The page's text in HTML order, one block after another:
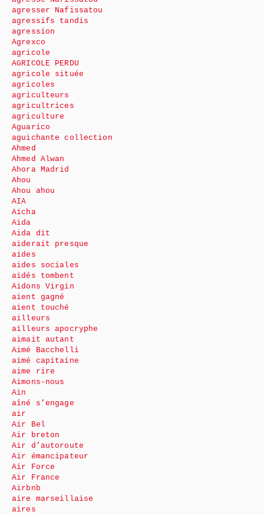
agresser Nafissatou
agressifs tandis
agression
Agrexco
agricole
AGRICOLE PERDU
agricole située
agricoles
agriculteurs
agricultrices
agriculture
Aguarico
aguichante collection
Ahmed
Ahmed Alwan
Ahora Madrid
Ahou
Ahou ahou
AIA
Aïcha
Aida
Aida dit
aiderait presque
aides
aides sociales
aidés tombent
Aidons Virgin
aient gagné
aient touché
ailleurs
ailleurs apocryphe
aimait autant
Aimé Bacchelli
aimé capitaine
aime rire
Aimons-nous
Ain
aîné s’engage
air
Air Bel
Air breton
Air d’autoroute
Air émancipateur
Air Force
Air France
Airbnb
aire marseillaise
aires